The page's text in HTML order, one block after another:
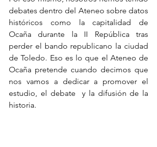
debates dentro del Ateneo sobre datos
históricos como la capitalidad de
Ocaña durante la II República tras
perder el bando republicano la ciudad
de Toledo. Eso es lo que el Ateneo de
Ocaña pretende cuando decimos que
nos vamos a dedicar a promover el
estudio, el debate  y la difusión de la
historia.